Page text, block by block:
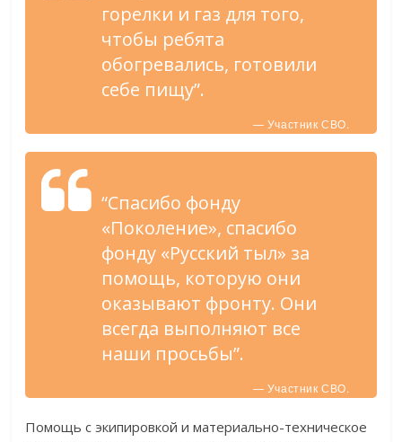
горелки и газ для того,
чтобы ребята
обогревались, готовили
себе пищу”.
— Участник СВО.
“Спасибо фонду
«Поколение», спасибо
фонду «Русский тыл» за
помощь, которую они
оказывают фронту. Они
всегда выполняют все
наши просьбы”.
— Участник СВО.
Помощь с экипировкой и материально-техническое